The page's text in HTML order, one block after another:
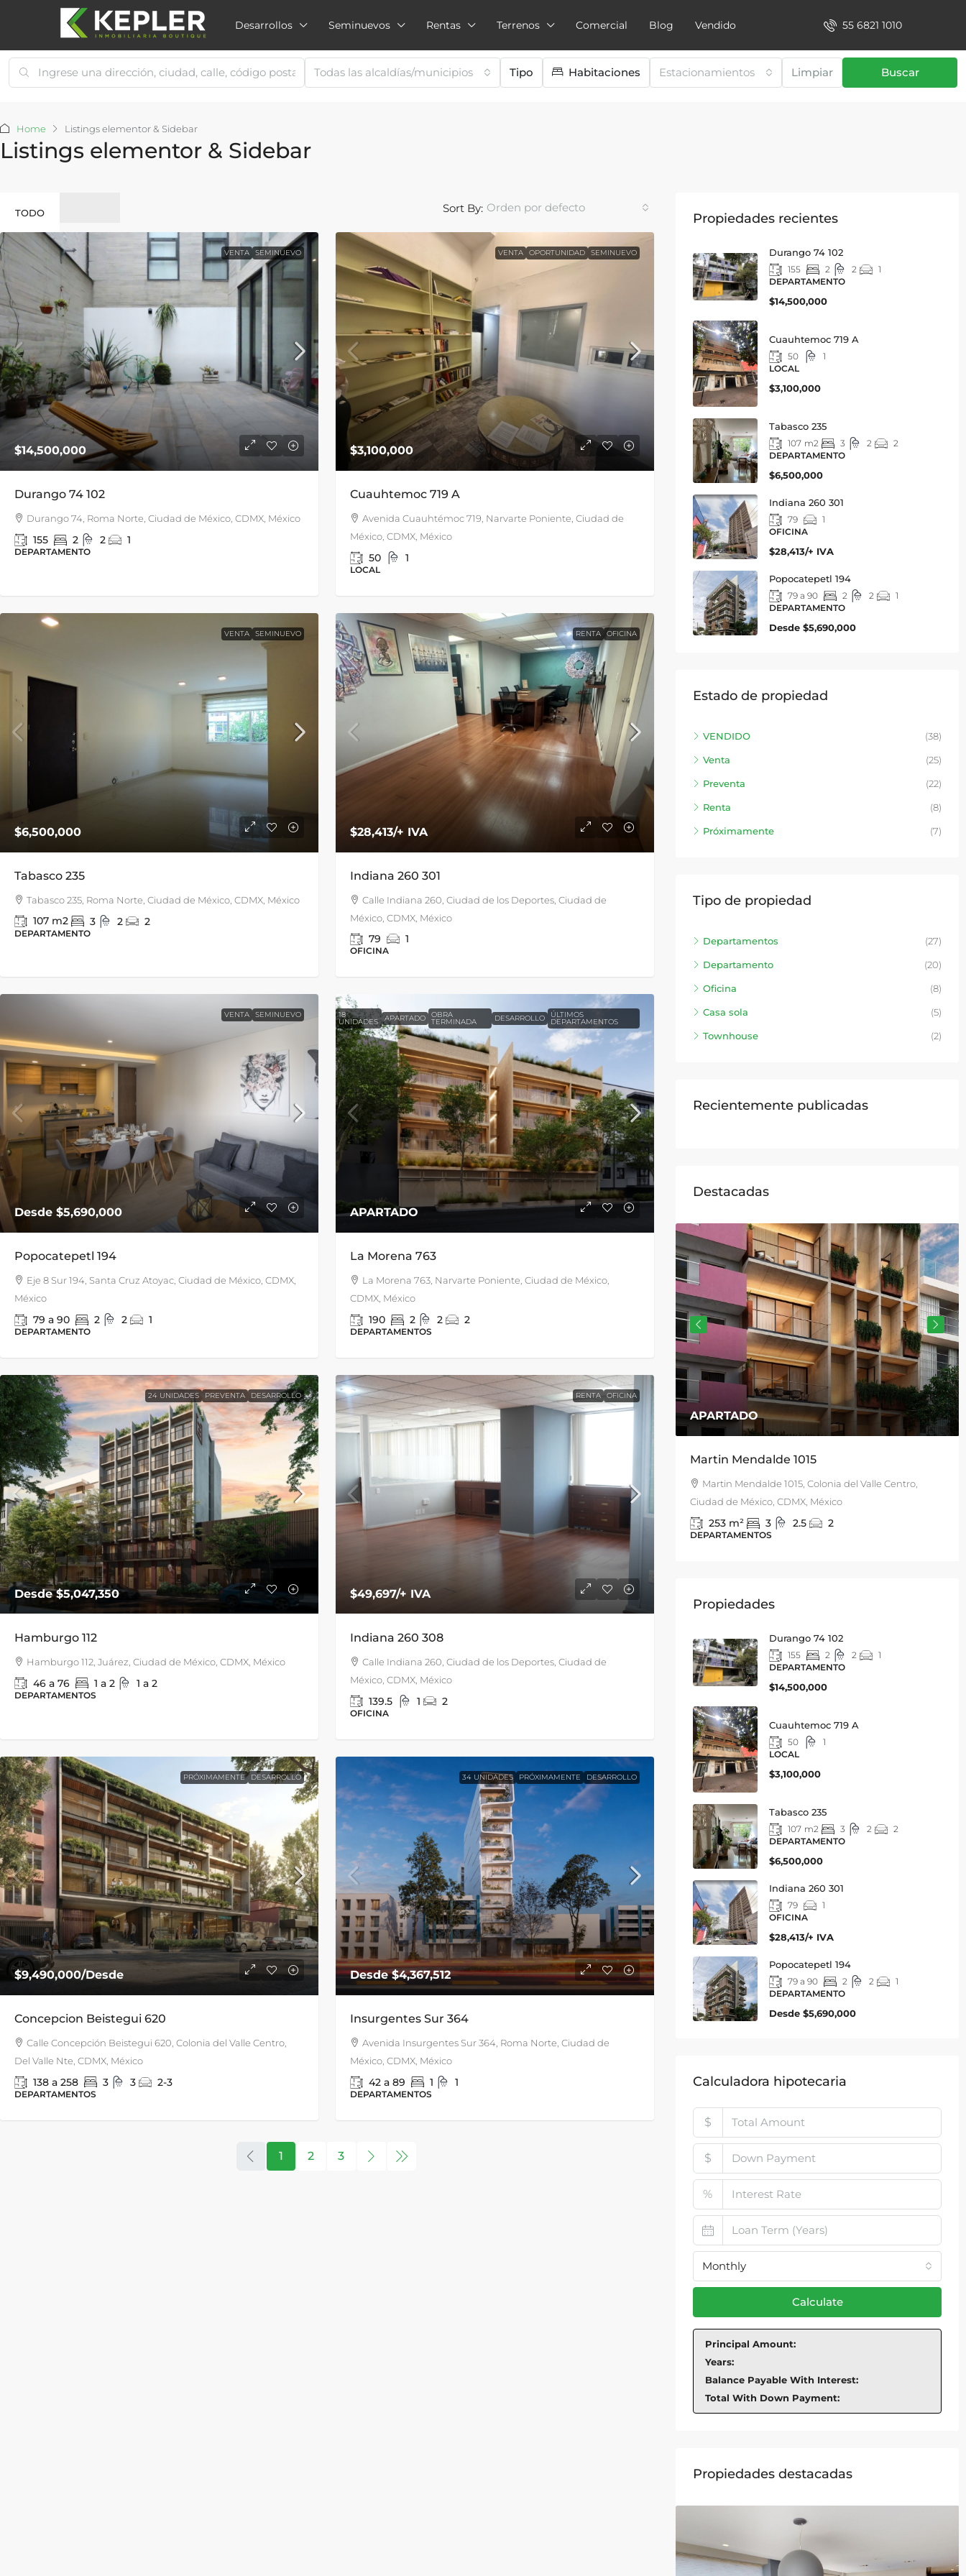
Desarrollos Seminuevos Rentas Terrenos Comercial Blog Vendido 55 6821 1010
Todas las alcaldías/municipios Tipo Habitaciones Estacionamientos Limpiar Buscar
Home Listings elementor & Sidebar
Listings elementor & Sidebar
TODO Sort By: Orden por defecto
VENTA SEMINUEVO
$14,500,000
Durango 74 102
Durango 74, Roma Norte, Ciudad de México, CDMX, México
155 2 2 1
DEPARTAMENTO
VENTA OPORTUNIDAD SEMINUEVO
$3,100,000
Cuauhtemoc 719 A
Avenida Cuauhtémoc 719, Narvarte Poniente, Ciudad de
México, CDMX, México
50 1
LOCAL
VENTA SEMINUEVO
$6,500,000
Tabasco 235
Tabasco 235, Roma Norte, Ciudad de México, CDMX, México
107 m2 3 2 2
DEPARTAMENTO
RENTA OFICINA
$28,413/+ IVA
Indiana 260 301
Calle Indiana 260, Ciudad de los Deportes, Ciudad de
México, CDMX, México
79 1
OFICINA
VENTA SEMINUEVO
Desde $5,690,000
Popocatepetl 194
Eje 8 Sur 194, Santa Cruz Atoyac, Ciudad de México, CDMX,
México
79 a 90 2 2 1
DEPARTAMENTO
18
UNIDADES APARTADO OBRA
TERMINADA DESARROLLO ÚLTIMOS
DEPARTAMENTOS
APARTADO
La Morena 763
La Morena 763, Narvarte Poniente, Ciudad de México,
CDMX, México
190 2 2 2
DEPARTAMENTOS
24 UNIDADES PREVENTA DESARROLLO
Desde$5,047,350
Hamburgo 112
Hamburgo 112, Juárez, Ciudad de México, CDMX, México
46 a 76 1 a 2 1 a 2
DEPARTAMENTOS
RENTA OFICINA
$49,697/+ IVA
Indiana 260 308
Calle Indiana 260, Ciudad de los Deportes, Ciudad de
México, CDMX, México
139.5 1 2
OFICINA
PRÓXIMAMENTE DESARROLLO
$9,490,000/Desde
Concepcion Beistegui 620
Calle Concepción Beistegui 620, Colonia del Valle Centro,
Del Valle Nte, CDMX, México
138 a 258 3 3 2-3
DEPARTAMENTOS
34 UNIDADES PRÓXIMAMENTE DESARROLLO
Desde$4,367,512
Insurgentes Sur 364
Avenida Insurgentes Sur 364, Roma Norte, Ciudad de
México, CDMX, México
42 a 89 1 1
DEPARTAMENTOS
1 2 3
Propiedades recientes
Durango 74 102
155 2 2
1
DEPARTAMENTO
$14,500,000
Cuauhtemoc 719 A
50
1
LOCAL
$3,100,000
Tabasco 235
107 m2 3 2
2
DEPARTAMENTO
$6,500,000
Indiana 260 301
79
1
OFICINA
$28,413/+ IVA
Popocatepetl 194
79 a 90 2 2
1
DEPARTAMENTO
Desde$5,690,000
Estado de propiedad
VENDIDO (38)
Venta (25)
Preventa (22)
Renta (8)
Próximamente (7)
Tipo de propiedad
Departamentos (27)
Departamento (20)
Oficina (8)
Casa sola (5)
Townhouse (2)
Recientemente publicadas
Destacadas
VENDIDO 100%
Cadiz 90
Calle Cadiz 90, Insurgentes Mixcoac, Benito Juárez,
03920 Benito Juárez, CDMX, México
59 a 155 m² 1 a 3 2 1 a 2
APARTADO
Martin Mendalde 1015
Martin Mendalde 1015, Colonia del Valle Centro,
Ciudad de México, CDMX, México
253 m² 3
DEPARTAMENTOS
$15,900,000/MN
San Francisco 1843, Actipan
San Francisco 1843, Actipan, Benito Juárez, 03230
Ciudad de México, CDMX, México
330 m2 3 3 4
DEPARTAMENTO
Propiedades
Durango 74 102
155 2 2
1
DEPARTAMENTO
$14,500,000
Cuauhtemoc 719 A
50
1
LOCAL
$3,100,000
Tabasco 235
107 m2 3 2
2
DEPARTAMENTO
$6,500,000
Indiana 260 301
79
1
OFICINA
$28,413/+ IVA
Popocatepetl 194
79 a 90 2 2
1
DEPARTAMENTO
Desde$5,690,000
Calculadora hipotecaria
$
$
%
Monthly
Calculate
Principal Amount:
Years:
Balance Payable With Interest:
Total With Down Payment:
Propiedades destacadas